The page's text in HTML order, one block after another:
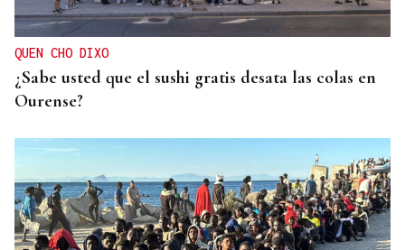
QUEN CHO DIXO
¿Sabe usted que el sushi gratis desata las colas en
Ourense?